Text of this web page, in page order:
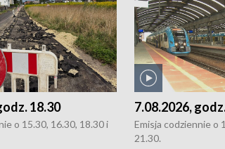
18.30
o 15.30, 16.30, 18.30 i
7.08.2026,
Emisja codziennie o
21.30.